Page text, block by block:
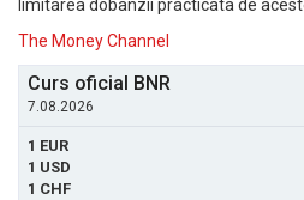
limitarea dobanzii practicata de
The Money Channel
Curs oficial BNR
7.08.2026
1 EUR
1 USD
1 CHF